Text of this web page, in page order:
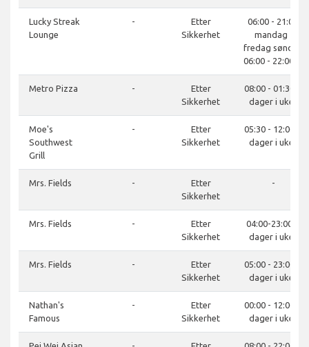
Lucky Streak
Lounge
-
Etter
Sikkerhet
06:00 - 21:00,
mandag -
fredag søndag
06:00 - 22:00, S
Metro Pizza -
Etter
Sikkerhet
08:00 - 01:30, 7
dager i uken
Moe's
Southwest
Grill
-
Etter
Sikkerhet
05:30 - 12:00, 7
dager i uken
Mrs. Fields -
Etter
Sikkerhet
-
Mrs. Fields -
Etter
Sikkerhet
04:00-23:00, 7
dager i uken
Mrs. Fields -
Etter
Sikkerhet
05:00 - 23:00, 7
dager i uken
Nathan's
Famous
-
Etter
Sikkerhet
00:00 - 12:00, 7
dager i uken